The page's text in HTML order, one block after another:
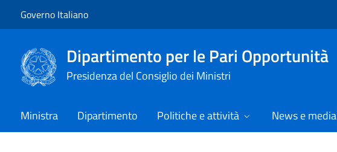
Governo Italiano
Dipartimento per le Pari Opportunità
Presidenza del Consiglio dei Ministri
Ministra Dipartimento Politiche e attività News e media